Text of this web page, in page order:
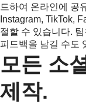
드하여 온라인에 공
Instagram, TikTok,
절할 수 있습니다.
피드백을 남길 수도
모든 소
제작.